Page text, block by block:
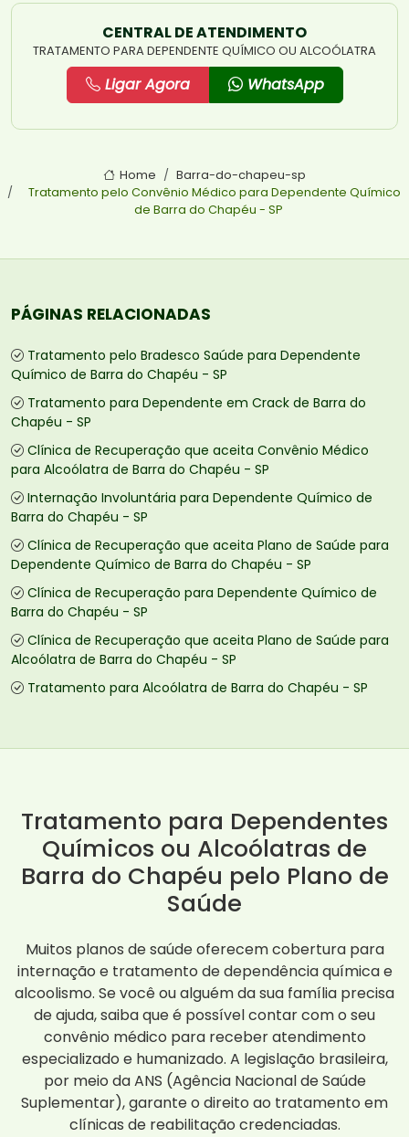
CENTRAL DE ATENDIMENTO
TRATAMENTO PARA DEPENDENTE QUÍMICO OU ALCOÓLATRA
Ligar Agora WhatsApp
Home
Barra-do-chapeu-sp
Tratamento pelo Convênio Médico para Dependente Químico
de Barra do Chapéu - SP
PÁGINAS RELACIONADAS
Tratamento pelo Bradesco Saúde para Dependente
Químico de Barra do Chapéu - SP
Tratamento para Dependente em Crack de Barra do
Chapéu - SP
Clínica de Recuperação que aceita Convênio Médico
para Alcoólatra de Barra do Chapéu - SP
Internação Involuntária para Dependente Químico de
Barra do Chapéu - SP
Clínica de Recuperação que aceita Plano de Saúde para
Dependente Químico de Barra do Chapéu - SP
Clínica de Recuperação para Dependente Químico de
Barra do Chapéu - SP
Clínica de Recuperação que aceita Plano de Saúde para
Alcoólatra de Barra do Chapéu - SP
Tratamento para Alcoólatra de Barra do Chapéu - SP
Tratamento para Dependentes
Químicos ou Alcoólatras de
Barra do Chapéu pelo Plano de
Saúde
Muitos planos de saúde oferecem cobertura para
internação e tratamento de dependência química e
alcoolismo. Se você ou alguém da sua família precisa
de ajuda, saiba que é possível contar com o seu
convênio médico para receber atendimento
especializado e humanizado. A legislação brasileira,
por meio da ANS (Agência Nacional de Saúde
Suplementar), garante o direito ao tratamento em
clínicas de reabilitação credenciadas.